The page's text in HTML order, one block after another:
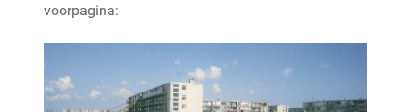
voorpagina: